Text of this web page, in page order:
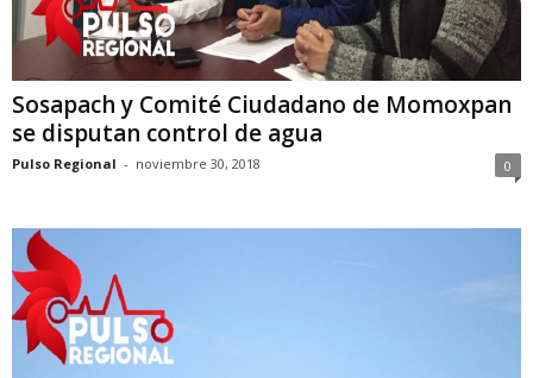
Sosapach y Comité Ciudadano de Momoxpan
se disputan control de agua
Pulso Regional - noviembre 30, 2018 0